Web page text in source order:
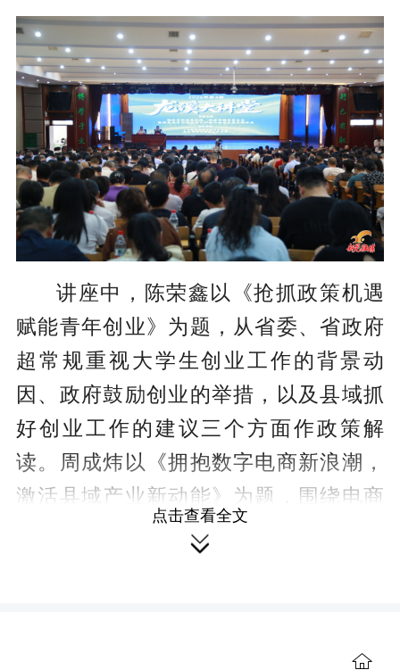
讲座中，陈荣鑫以《抢抓政策机遇
赋能青年创业》为题，从省委、省政府
超常规重视大学生创业工作的背景动
因、政府鼓励创业的举措，以及县域抓
好创业工作的建议三个方面作政策解
读。周成炜以《拥抱数字电商新浪潮，
激活县域产业新动能》为题，围绕电商
（直播）新业态发展趋势、农产品电商
点击查看全文
